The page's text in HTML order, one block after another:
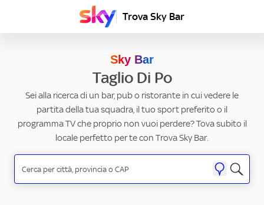
Trova Sky Bar
Sky Bar
Taglio Di Po
Sei alla ricerca di un bar, pub o ristorante in cui vedere le
partita della tua squadra, il tuo sport preferito o il
programma TV che proprio non vuoi perdere? Tova subito il
locale perfetto per te con Trova Sky Bar.